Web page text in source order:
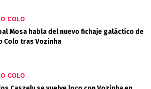
COLO
Mosa habla del nuevo fichaje galáctico de
Colo tras Vozinha
COLO